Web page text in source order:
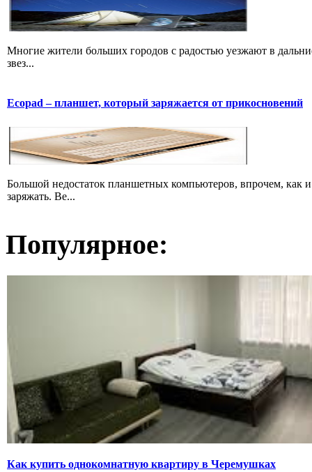
Многие жители больших городов с радостью уезжают в
звез...
Ecopad – планшет, который заряжается от прикосновений
Большой недостаток планшетных компьютеров, впрочем, как
заряжать. Ве...
Популярное:
Как купить однокомнатную квартиру в Черемушках